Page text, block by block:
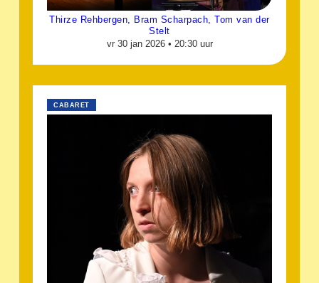
Thirze Rehbergen, Bram Scharpach, Tom van der
Stelt
vr 30 jan 2026 • 20:30 uur
CABARET